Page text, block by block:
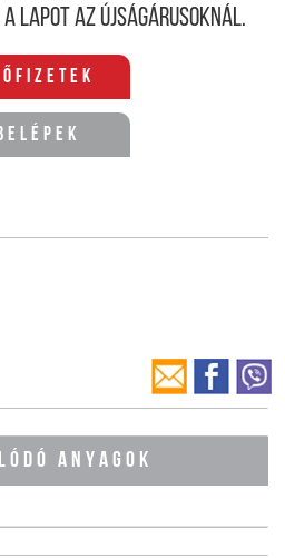
a lapot az újságárusoknál.
ANYAGOK